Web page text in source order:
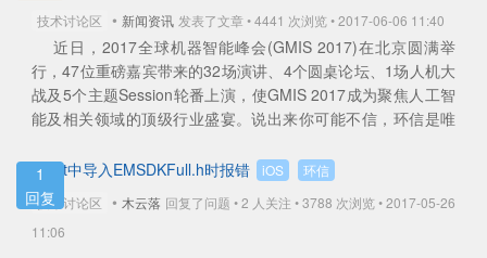
技术讨论区
• 新闻资讯 发表了文章 • 4441 次浏览 • 2017-06-06 11:40
近日，2017全球机器智能峰会(GMIS 2017)在北京圆满举
行，47位重磅嘉宾带来的32场演讲、4个圆桌论坛、1场人机大
战及5个主题Session轮番上演，使GMIS 2017成为聚焦人工智
能及相关领域的顶级行业盛宴。说出来你可能不信，环信是唯
1
回复
在pct中导入EMSDKFull.h时报错 iOS
环信
技术讨论区
• 木云落 回复了问题 • 2 人关注 •3788 次浏览 • 2017-05-26
11:06